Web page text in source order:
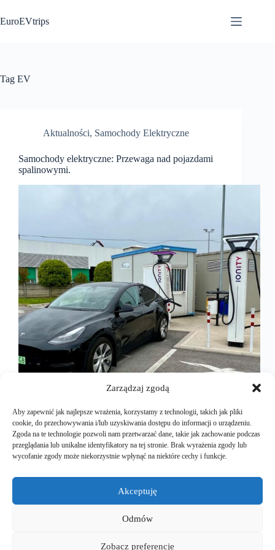
Zarządzaj zgodą
Aby zapewnić jak najlepsze wrażenia, korzystamy z technologii, takich jak pliki
cookie, do przechowywania i/lub uzyskiwania dostępu do informacji o urządzeniu.
Zgoda na te technologie pozwoli nam przetwarzać dane, takie jak zachowanie podczas
przeglądania lub unikalne identyfikatory na tej stronie. Brak wyrażenia zgody lub
wycofanie zgody może niekorzystnie wpłynąć na niektóre cechy i funkcje.
Akceptuję
Odmów
Zobacz preferencje
do
treści
EuroEVtrips
Tag EV
Aktualności, Samochody Elektryczne
Samochody elektryczne: Przewaga nad pojazdami
spalinowymi.
Samochody elektryczne (EV z ang. Electric
Vehicles) zyskują na popularności, jako przyszłość
motoryzacji. Zarówno z perspektywy ekologicznej,
dotyczących ochrony środowiska, zmniejszenia
emisji CO₂ oraz globalnych dążeń do neutralności
klimatycznej, samochody elektryczne stanowią
2024-11-12